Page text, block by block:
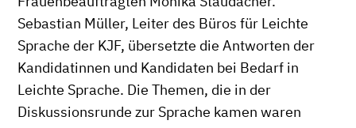
Sebastian Müller, Leiter des Büros für Leichte
Sprache der KJF, übersetzte die Antworten der
Kandidatinnen und Kandidaten bei Bedarf in
Leichte Sprache. Die Themen, die in der
Diskussionsrunde zur Sprache kamen waren